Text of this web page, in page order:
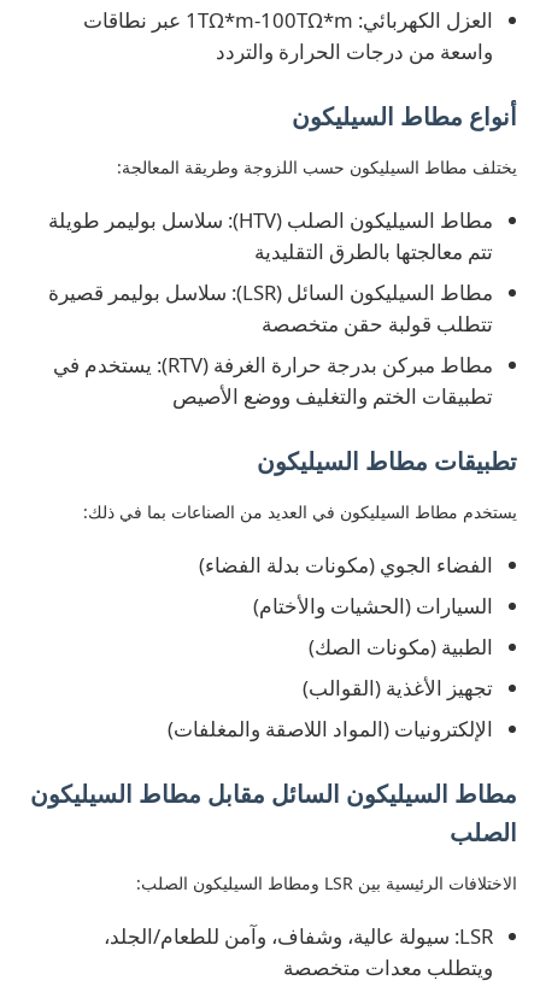
آلة صناعة القالب بالاندراج
آلة التشكيل الزائد
ملحقات آلة التشكيل بالحقن
صناعة الصبغات بالحقن من المطاط السيليكوني السائل
صياغة السيليكون السائل
طلاء حقن المطاط السيليكوني
العزل الكهربائي: 1TΩ*m-100TΩ*m عبر نطاقات
واسعة من درجات الحرارة والتردد
أنواع مطاط السيليكون
يختلف مطاط السيليكون حسب اللزوجة وطريقة المعالجة:
مطاط السيليكون الصلب (HTV): سلاسل بوليمر طويلة
تتم معالجتها بالطرق التقليدية
مطاط السيليكون السائل (LSR): سلاسل بوليمر قصيرة
تتطلب قولبة حقن متخصصة
مطاط مبركن بدرجة حرارة الغرفة (RTV): يستخدم في
تطبيقات الختم والتغليف ووضع الأصيص
تطبيقات مطاط السيليكون
يستخدم مطاط السيليكون في العديد من الصناعات بما في ذلك:
الفضاء الجوي (مكونات بدلة الفضاء)
السيارات (الحشيات والأختام)
الطبية (مكونات الصك)
تجهيز الأغذية (القوالب)
الإلكترونيات (المواد اللاصقة والمغلفات)
مطاط السيليكون السائل مقابل مطاط السيليكون
الصلب
الاختلافات الرئيسية بين LSR ومطاط السيليكون الصلب:
LSR: سيولة عالية، وشفاف، وآمن للطعام/الجلد،
ويتطلب معدات متخصصة